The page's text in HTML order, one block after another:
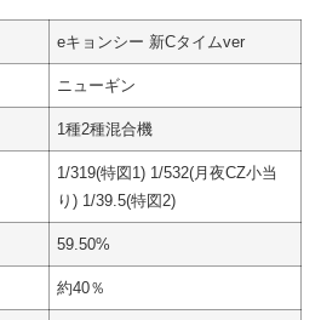
eキョンシー 新Cタイムver
ニューギン
1種2種混合機
1/319(特図1) 1/532(月夜CZ小当
り) 1/39.5(特図2)
59.50%
約40％